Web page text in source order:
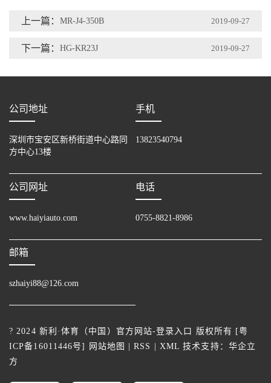
上一篇： MR-J4-350B 2019-09-27
下一篇： HG-KR23J 2019-09-27
公司地址
深圳市宝安区新桥街道中心路同
方中心13楼
手机
13823540794
公司网址
www.haiyiauto.com
电话
0755-8821-8986
邮箱
szhaiyi88@126.com
? 2024 新利·体育（中国）官方网站-登录入口 版权所有 [粤
ICP备16011446号] 网站地图 |RSS XML 技术支持： 华企立
方